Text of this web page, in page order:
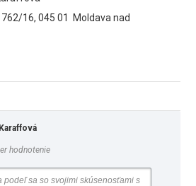
762/16, 045 01 Moldava nad
hodnotenie